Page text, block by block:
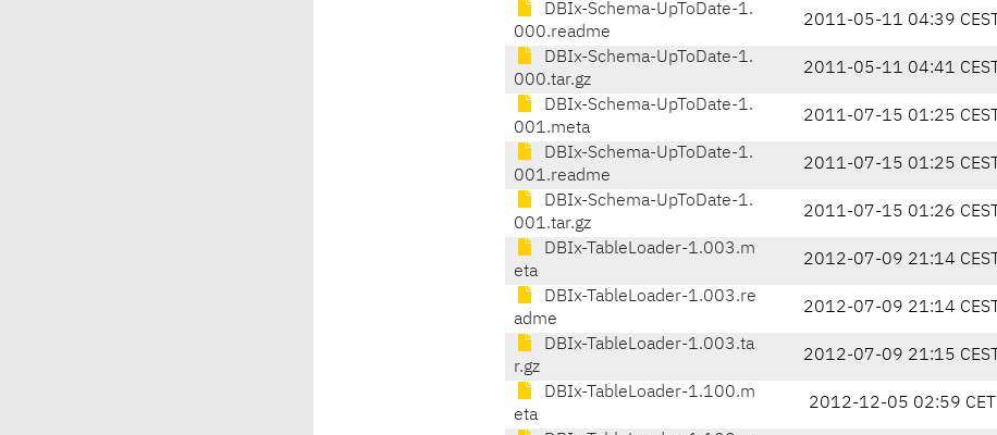
DBIx-Schema-UpToDate-1.
000.readme
2011-05-11 04:39 CEST
DBIx-Schema-UpToDate-1.
000.tar.gz
2011-05-11 04:41 CEST
DBIx-Schema-UpToDate-1.
001.meta
2011-07-15 01:25 CEST
DBIx-Schema-UpToDate-1.
001.readme
2011-07-15 01:25 CEST
DBIx-Schema-UpToDate-1.
001.tar.gz
2011-07-15 01:26 CEST
DBIx-TableLoader-1.003.m
eta
2012-07-09 21:14 CEST
DBIx-TableLoader-1.003.re
adme
2012-07-09 21:14 CEST
DBIx-TableLoader-1.003.ta
r.gz
2012-07-09 21:15 CEST
DBIx-TableLoader-1.100.m
eta
2012-12-05 02:59 CET